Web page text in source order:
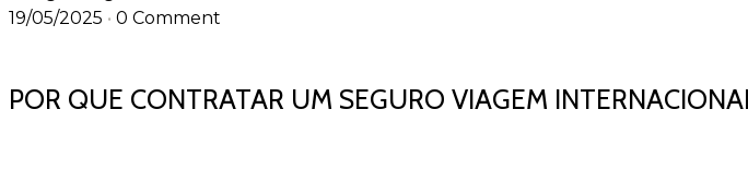
19/05/2025 • 0 Comment
POR QUE CONTRATAR UM SEGURO VIAGEM